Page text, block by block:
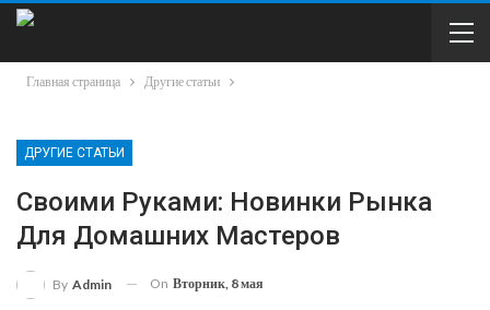
Главная страница Другие статьи
ДРУГИЕ СТАТЬИ
Своими Руками: Новинки Рынка
Для Домашних Мастеров
By Admin On Вторник, 8 мая